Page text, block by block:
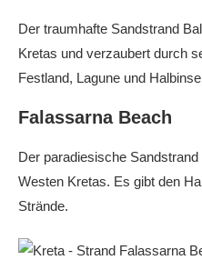
Der traumhafte Sandstrand
Kretas und verzaubert durch
Festland, Lagune und
Falassarna Beach
Der paradiesische
Westen Kretas. Es gibt den
Strände.